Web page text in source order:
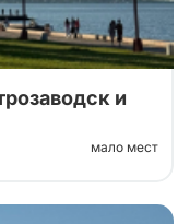
и
мало мест